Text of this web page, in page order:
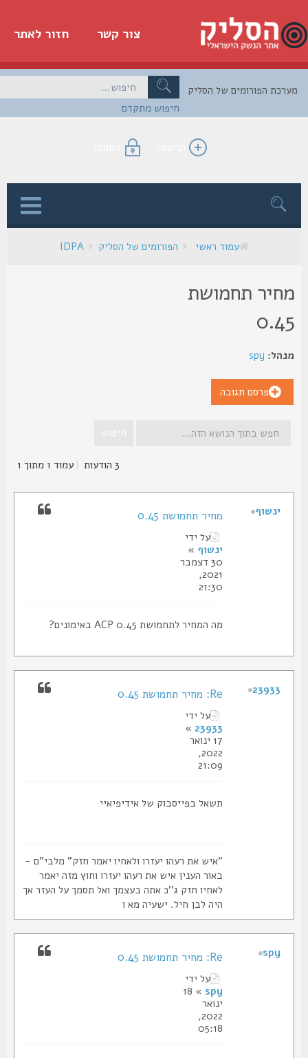
חזור לאתר צור קשר
חיפוש מתקדם
הפורומים של הסליק
הרשמה התחבר
עמוד ראשי הפורומים של הסליק IDPA
תחמושת
spy
פרסם תגובה
|עמוד1מתוך1
מחיר תחמושת 0.45
על ידי
ינשוף»
30 דצמבר
2021,
21:30
מה המחיר לתחמושת 0.45 ACP באימונים?
ינשוף
על ידי
23933
»
17 ינואר
2022,
21:09
תשאל בפייסבוק של אידיפיאיי
"איש את רעהו יעזרו ולאחיו יאמר חזק" מלבי"ם -
באור הענין איש את רעהו יעזרו וחוץ מזה יאמר
לאחיו חזק ג''כ אתה בעצמך ואל תסמך על העזר אך
היה לבן חיל. ישעיה מא ו
23933
על ידי
» 18
2022,
05:18